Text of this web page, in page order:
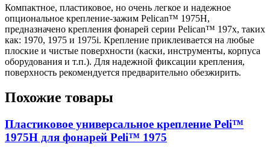
Компактное, пластиковое, но очень легкое и надежное
опциональное крепление-зажим Pelican™ 1975H,
предназначено крепления фонарей серии Pelican™ 197х, таких
как: 1970, 1975 и 1975i. Крепление приклеивается на любые
плоские и чистые поверхности (каски, инструменты, корпуса
оборудования и т.п.). Для надежной фиксации крепления,
поверхность рекомендуется предварительно обезжирить.
Похожие товары
Пластиковое универсальное крепление Peli™
1975H для фонарей Peli™ 1975